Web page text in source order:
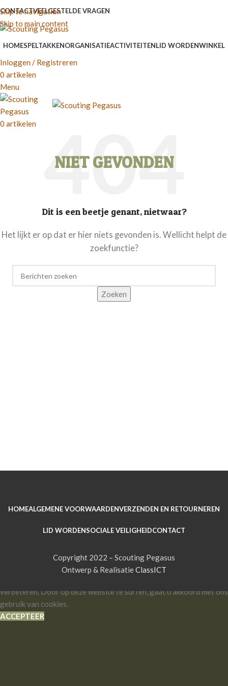
Skip to navigation
Skip to main content
CONTACTVEELGESTELDE VRAGEN
HOMESPELTAKKENORGANISATIEACTIVITEITENLID WORDENWINKEL
Inloggen / Registreren
0 artikelen
Menu
0 artikelen
NIET GEVONDEN
Dit is een beetje genant, nietwaar?
Het lijkt er op dat er hier niets gevonden is. Wellicht helpt de
zoekfunctie?
Zoeken
HOMEALGEMENE VOORWAARDENVERZENDEN EN RETOURNEREN
LID WORDENSOCIALE VEILIGHEIDCONTACT
Copyright 2022 – Scouting Pegasus
Ontwerp & RealisatieClassICT
verbeteren. Door op deze website te surfen, gaat u akkoord met ons
gebruik van cookies.
ACCEPTEER